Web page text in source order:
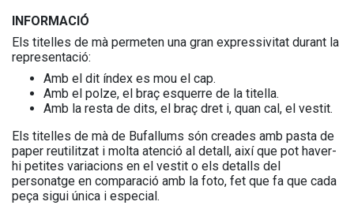
INFORMACIÓ
Els titelles de mà permeten una gran expressivitat durant la
representació:
Amb el dit índex es mou el cap.
Amb el polze, el braç esquerre de la titella.
Amb la resta de dits, el braç dret i, quan cal, el vestit.
Els titelles de mà de Bufallums són creades amb pasta de
paper reutilitzat i molta atenció al detall, així que pot haver-
hi petites variacions en el vestit o els detalls del
personatge en comparació amb la foto, fet que fa que cada
peça sigui única i especial.